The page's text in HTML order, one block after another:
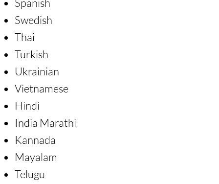
Spanish
Swedish
Thai
Turkish
Ukrainian
Vietnamese
Hindi
India Marathi
Kannada
Mayalam
Telugu